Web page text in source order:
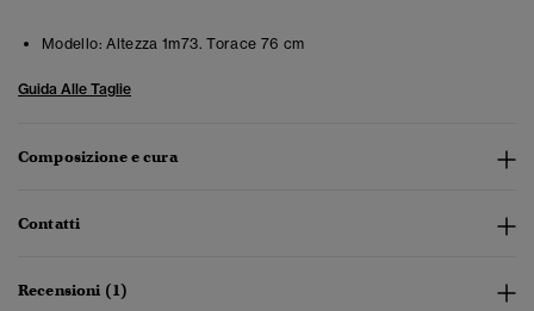
Modello: Altezza 1m73. Torace 76 cm
Guida Alle Taglie
Composizione e cura
Contatti
Recensioni (1)